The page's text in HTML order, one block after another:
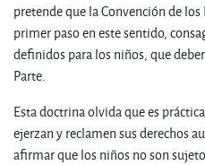
pretende que la Convención de
primer paso en este sentido,
definidos para los niños, que
Parte.
Esta doctrina olvida que es
ejerzan y reclamen sus derechos
afirmar que los niños no son